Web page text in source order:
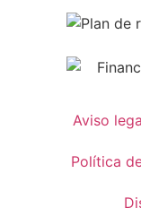
Aviso
Política